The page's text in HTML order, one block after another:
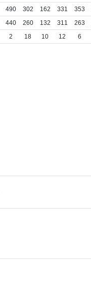
490 302 162 331 353
440 260 132 311 263
2 18 10 12 6